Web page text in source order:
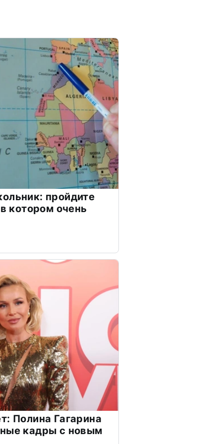
пройдите
котором очень
Полина Гагарина
кадры с новым